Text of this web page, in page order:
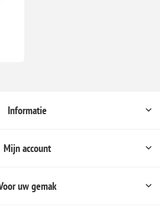
Informatie
Mijn account
uw gemak